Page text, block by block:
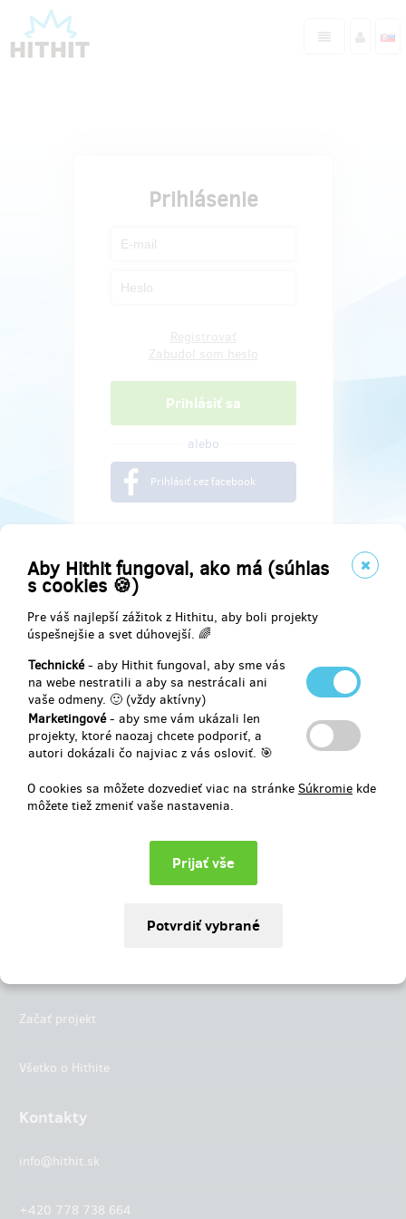
Aby Hithit fungoval, ako má (súhlas
s cookies 🍪)
Pre váš najlepší zážitok z Hithitu, aby boli projekty
úspešnejšie a svet dúhovejší. 🌈
Technické- aby Hithit fungoval, aby sme vás
na webe nestratili a aby sa nestrácali ani
vaše odmeny. 🙂 (vždy aktívny)
Marketingové- aby sme vám ukázali len
projekty, ktoré naozaj chcete podporiť, a
autori dokázali čo najviac z vás osloviť. 🎯
O cookies sa môžete dozvedieť viac na stránke Súkromie kde
môžete tiež zmeniť vaše nastavenia.
Prihlásenie
alebo
Prihlásiť cez facebook
Najdete nás na
Začať projekt
Všetko o Hithite
Kontakty
info@hithit.sk
+420 778 738 664